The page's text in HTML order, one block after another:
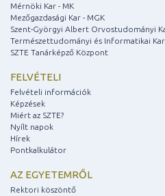
Mérnöki Kar - MK
Mezőgazdasági Kar - MGK
Szent-Györgyi Albert Orvostudományi
Természettudományi és Informatikai Kar
SZTE Tanárképző Központ
FELVÉTELI
Felvételi információk
Képzések
Miért az SZTE?
Nyílt napok
Hírek
Pontkalkulátor
AZ EGYETEMRŐL
Rektori köszöntő